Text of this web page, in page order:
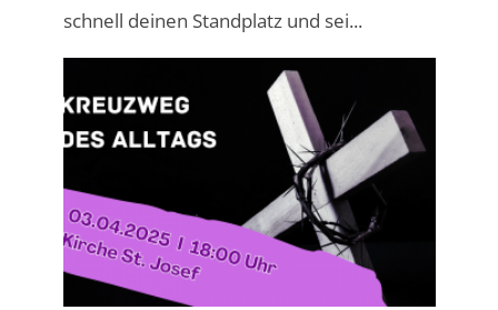
schnell deinen Standplatz und sei...